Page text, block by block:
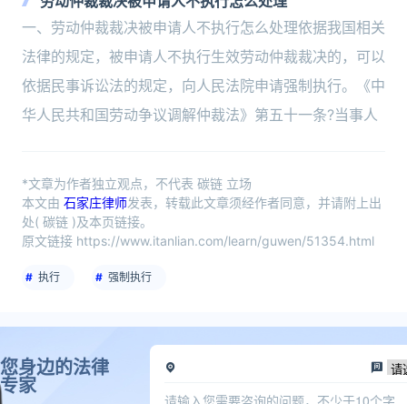
一、劳动仲裁裁决被申请人不执行怎么处理依据我国相关
法律的规定，被申请人不执行生效劳动仲裁裁决的，可以
依据民事诉讼法的规定，向人民法院申请强制执行。《中
华人民共和国劳动争议调解仲裁法》第五十一条?当事人
*文章为作者独立观点，不代表 碳链 立场
本文由 石家庄律师发表，转载此文章须经作者同意，并请附上出
处( 碳链 )及本页链接。
原文链接 https://www.itanlian.com/learn/guwen/51354.html
执行 强制执行
您身边的法律
专家